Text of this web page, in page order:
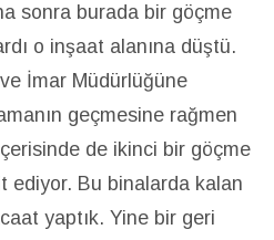
sonra burada bir göçme
o inşaat alanına düştü.
İmar Müdürlüğüne
geçmesine rağmen
de ikinci bir göçme
ediyor. Bu binalarda kalan
yaptık. Yine bir geri